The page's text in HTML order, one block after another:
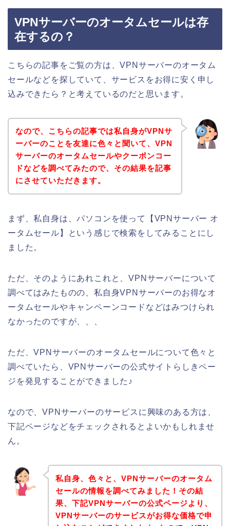
VPNサーバーのオータムセールは存
在するの？
こちらの記事をご覧の方は、VPNサーバーのオータム
セールなどを探していて、サービスをお得に安く申し
込みできたら？と考えているのだと思います。
なので、こちらの記事では私自身がVPNサ
ーバーのことを友達に色々と聞いて、VPN
サーバーのオータムセールやクーポンコー
ドなどを調べてみたので、その結果を記事
にさせていただきます。
まず、私自身は、パソコンを使って【VPNサーバー オ
ータムセール】という感じで検索をしてみることにし
ました。
ただ、そのようにあれこれと、VPNサーバーについて
調べてはみたものの、私自身VPNサーバーのお得なオ
ータムセールやキャンペーンコードなどはみつけられ
なかったのですが、、、
ただ、VPNサーバーのオータムセールについて色々と
調べていたら、VPNサーバーの公式サイトらしきペー
ジを発見することができました♪
なので、VPNサーバーのサービスに興味のある方は、
下記ページなどをチェックされるとよいかもしれませ
ん。
私自身、色々と、VPNサーバーのオータム
セールの情報を調べてみました！その結
果、下記VPNサーバーの公式ページより、
VPNサーバーのサービスがお得な価格で申